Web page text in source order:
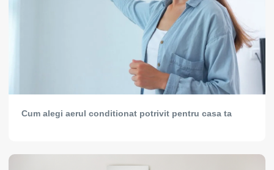
Cum alegi aerul conditionat potrivit pentru casa ta